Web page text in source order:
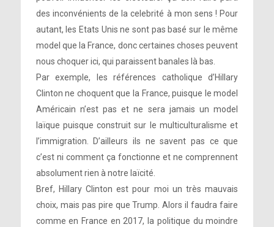
des inconvénients de la celebrité à mon sens ! Pour
autant, les Etats Unis ne sont pas basé sur le même
model que la France, donc certaines choses peuvent
nous choquer ici, qui paraissent banales là bas.
Par exemple, les références catholique d’Hillary
Clinton ne choquent que la France, puisque le model
Américain n’est pas et ne sera jamais un model
laïque puisque construit sur le multiculturalisme et
l’immigration. D’ailleurs ils ne savent pas ce que
c’est ni comment ça fonctionne et ne comprennent
absolument rien à notre laïcité.
Bref, Hillary Clinton est pour moi un très mauvais
choix, mais pas pire que Trump. Alors il faudra faire
comme en France en 2017, la politique du moindre